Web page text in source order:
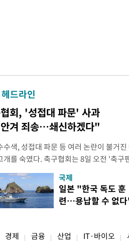
드라인
회, '성접대 파문' 사과
겨 죄송…쇄신하겠다"
수색, 성접대 파문 등 여러 논란이 불거
개를 숙였다. 축구협회는 8일 오전 '축구
러분께 드리는 글'이라는 제목의 입장문을
회는 최근 2026 국제축구연맹(FIFA) 북
그 탈락과 관련해 국회 문화체육관광위
타를 받은 데 이어, 홍명보 전 감독 선
국제
일본 "한국 독도 훈
련…용납할 수 없
경제 금융 산업 IT·바이오